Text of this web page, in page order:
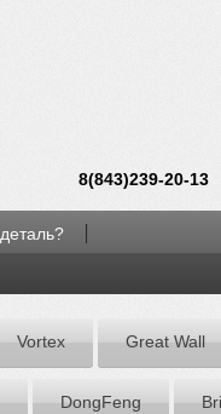
8(843)239-20-13
Vortex Great Wall
DоngFeng